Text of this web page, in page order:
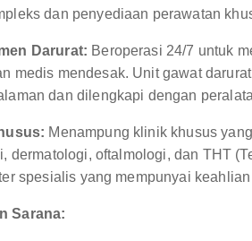
dan penyediaan perawatan
Darurat: Beroperasi 24/7 untuk
medis mendesak. Unit gawat
dan dilengkapi dengan
Menampung klinik khusus
dermatologi, oftalmologi, dan THT
spesialis yang mempunyai
Sarana: